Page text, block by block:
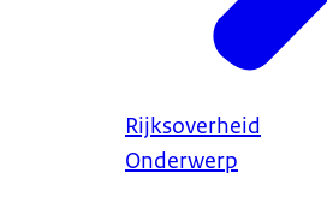
Rijksoverheid
Onderwerp